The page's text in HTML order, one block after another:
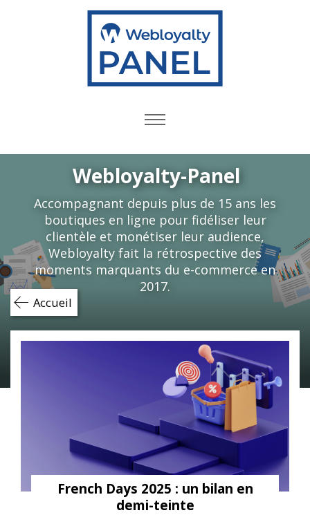
Webloyalty-Panel
Accompagnant depuis plus de 15 ans les
boutiques en ligne pour fidéliser leur
clientèle et monétiser leur audience,
Webloyalty fait la rétrospective des
moments marquants du e-commerce en
2017.
Accueil
French Days 2025 : un bilan en
demi-teinte